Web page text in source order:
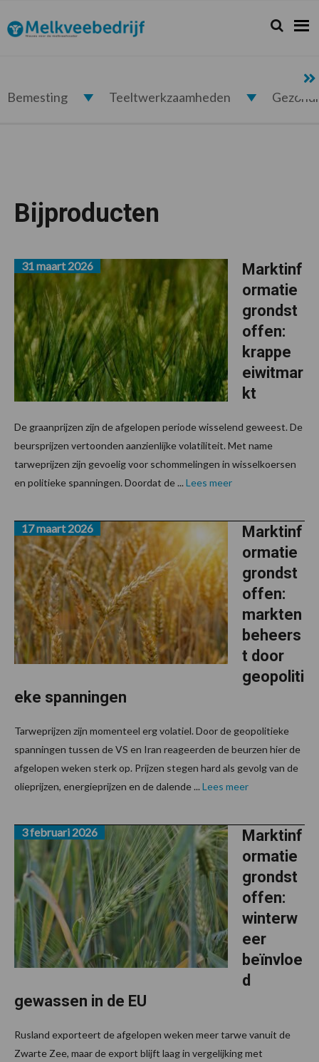
de
hoofdnavigatie
de
hoofd
de
voettekst
Melkveebedrijf.nl Zoeken...
Zoek
Bemesting Teeltwerkzaamheden
Bijproducten
Marktinf
ormatie
grondst
offen:
krappe
eiwitmar
kt
31 maart 2026
De graanprijzen zijn de afgelopen periode wisselend geweest. De
beursprijzen vertoonden aanzienlijke volatiliteit. Met name
tarweprijzen zijn gevoelig voor schommelingen in wisselkoersen
en politieke spanningen. Doordat de ... Lees meer
Marktinf
ormatie
grondst
offen:
markten
beheers
t door
geopoliti
eke spanningen
17 maart 2026
Tarweprijzen zijn momenteel erg volatiel. Door de geopolitieke
spanningen tussen de VS en Iran reageerden de beurzen hier de
afgelopen weken sterk op. Prijzen stegen hard als gevolg van de
olieprijzen, energieprijzen en de dalende ... Lees meer
Marktinf
ormatie
grondst
offen:
winterw
eer
beïnvloe
d
gewassen in de EU
3 februari 2026
Rusland exporteert de afgelopen weken meer tarwe vanuit de
Zwarte Zee, maar de export blijft laag in vergelijking met